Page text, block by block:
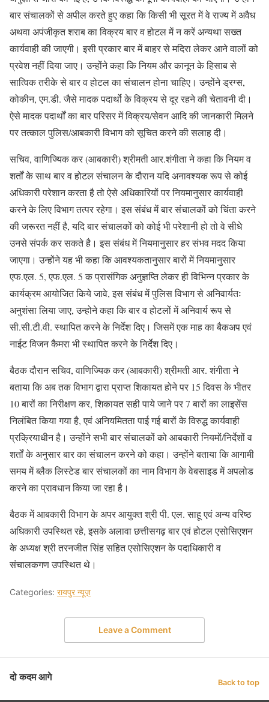
बार संचालकों से अपील करते हुए कहा कि किसी भी सूरत में वे राज्य में अवैध
अथवा अपंजीकृत शराब का विक्रय बार व होटल में न करें अन्यथा सख्त
कार्यवाही की जाएगी। इसी प्रकार बार में बाहर से मदिरा लेकर आने वालों को
प्रवेश नहीं दिया जाए। उन्होंने कहा कि नियम और कानून के हिसाब से
सात्विक तरीके से बार व होटल का संचालन होना चाहिए। उन्होंने ड्रग्स,
कोकीन, एम.डी. जैसे मादक पदार्थो के विक्रय से दूर रहने की चेतावनी दी।
ऐसे मादक पदार्थों का बार परिसर में विक्रय/सेवन आदि की जानकारी मिलने
पर तत्काल पुलिस/आबकारी विभाग को सूचित करने की सलाह दी।
सचिव, वाणिज्यिक कर (आबकारी) श्रीमती आर.शंगीता ने कहा कि नियम व
शर्तों के साथ बार व होटल संचालन के दौरान यदि अनावश्यक रूप से कोई
अधिकारी परेशान करता है तो ऐसे अधिकारियों पर नियमानुसार कार्यवाही
करने के लिए विभाग तत्पर रहेगा। इस संबंध में बार संचालकों को चिंता करने
की जरूरत नहीं है, यदि बार संचालकों को कोई भी परेशानी हो तो वे सीधे
उनसे संपर्क कर सकते है। इस संबंध में नियमानुसार हर संभव मदद किया
जाएगा। उन्होंने यह भी कहा कि आवश्यकतानुसार बारों में नियमानुसार
एफ.एल. 5, एफ.एल. 5 क प्रासंगिक अनुज्ञप्ति लेकर ही विभिन्न प्रकार के
कार्यक्रम आयोजित किये जावे, इस संबंध में पुलिस विभाग से अनिवार्यतः
अनुशंसा लिया जाए, उन्होने कहा कि बार व होटलों में अनिवार्य रूप से
सी.सी.टी.वी. स्थापित करने के निर्देश दिए। जिसमें एक माह का बैकअप एवं
नाईट विजन कैमरा भी स्थापित करने के निर्देश दिए।
बैठक दौरान सचिव, वाणिज्यिक कर (आबकारी) श्रीमती आर. शंगीता ने
बताया कि अब तक विभाग द्वारा प्राप्त शिकायत होने पर 15 दिवस के भीतर
10 बारों का निरीक्षण कर, शिकायत सही पाये जाने पर 7 बारों का लाइसेंस
निलंबित किया गया है, एवं अनियमितता पाई गई बारों के विरुद्ध कार्यवाही
प्रक्रियाधीन है। उन्होंने सभी बार संचालकों को आबकारी नियमों/निर्देशों व
शर्तों के अनुसार बार का संचालन करने को कहा। उन्होंने बताया कि आगामी
समय में ब्लैक लिस्टेड बार संचालकों का नाम विभाग के वेबसाइड में अपलोड
करने का प्रावधान किया जा रहा है।
बैठक में आबकारी विभाग के अपर आयुक्त श्री पी. एल. साहू एवं अन्य वरिष्ठ
अधिकारी उपस्थित रहे, इसके अलावा छत्तीसगढ़ बार एवं होटल एसोसिएशन
के अध्यक्ष श्री तरनजीत सिंह सहित एसोसिएशन के पदाधिकारी व
संचालकगण उपस्थित थे।
Categories: रायपुर न्यूज़
Leave a Comment
दो कदम आगे Back to top